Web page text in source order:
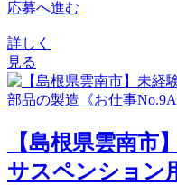
応募へ進む
詳しく
見る
【島根県雲南市
サスペンション